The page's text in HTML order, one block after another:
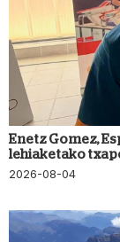
Enetz Gomez,
lehiaketako
2026-08-04